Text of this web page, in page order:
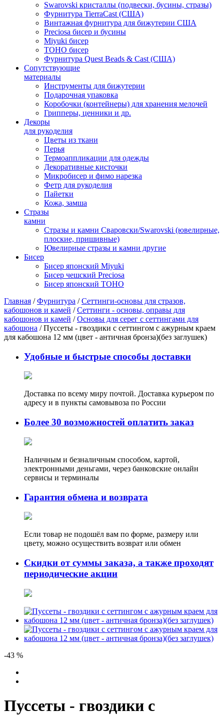
Swarovski кристаллы (подвески, бусины, стразы)
Фурнитура TierraCast (США)
Винтажная фурнитура для бижутерии США
Preciosa бисер и бусины
Miyuki бисер
TOHO бисер
Фурнитура Quest Beads & Cast (США)
Сопутствующие
материалы
Инструменты для бижутерии
Подарочная упаковка
Коробочки (контейнеры) для хранения мелочей
Грипперы, ценники и др.
Декоры
для рукоделия
Цветы из ткани
Перья
Термоаппликации для одежды
Декоративные кисточки
Микробисер и фимо нарезка
Фетр для рукоделия
Пайетки
Кожа, замша
Стразы
камни
Стразы и камни Сваровски/Swarovski (ювелирные,
плоские, пришивные)
Ювелирные стразы и камни другие
Бисер
Бисер японский Miyuki
Бисер чешский Preciosa
Бисер японский TOHO
Главная /Фурнитура /Сеттинги-основы для стразов,
кабошонов и камей /Сеттинги - основы, оправы для
кабошонов и камей /Основы для серег с сеттингами для
кабошона / Пуссеты - гвоздики с сеттингом с ажурным краем
для кабошона 12 мм (цвет - античная бронза)(без заглушек)
Удобные и быстрые способы доставки
Доставка по всему миру почтой. Доставка курьером по
адресу и в пункты самовывоза по России
Более 30 возможностей оплатить заказ
Наличным и безналичным способом, картой,
электронными деньгами, через банковские онлайн
сервисы и терминалы
Гарантия обмена и возврата
Если товар не подошёл вам по форме, размеру или
цвету, можно осуществить возврат или обмен
Скидки от суммы заказа, а также проходят
периодические акции
-43 %
Пуссеты - гвоздики с